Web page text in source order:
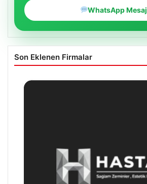
WhatsApp Mesaj
Son Eklenen Firmalar